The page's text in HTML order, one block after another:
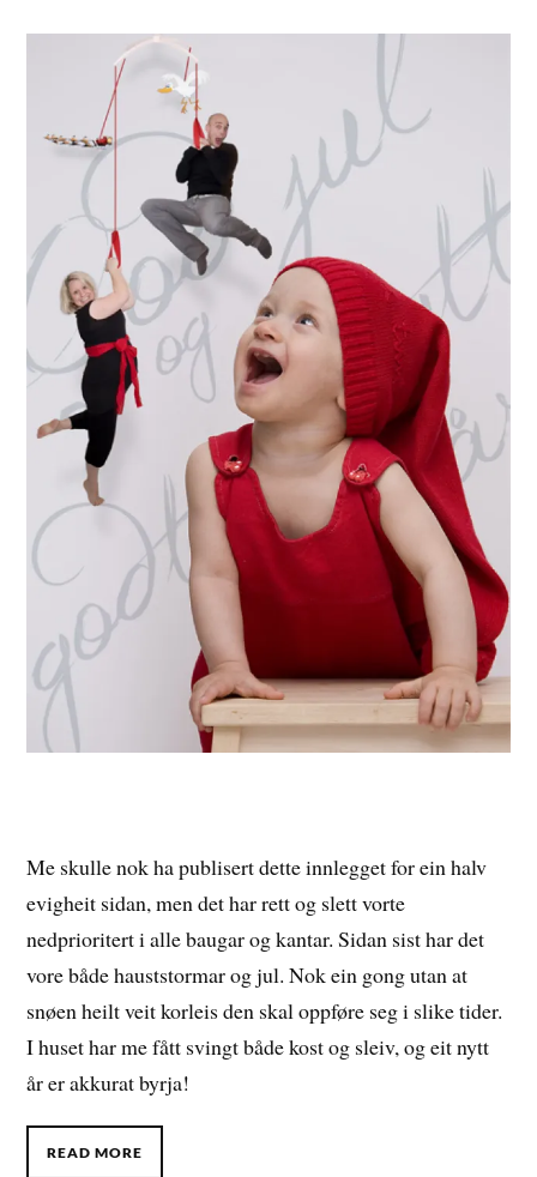
Me skulle nok ha publisert dette innlegget for ein halv
evigheit sidan, men det har rett og slett vorte
nedprioritert i alle baugar og kantar. Sidan sist har det
vore både hauststormar og jul. Nok ein gong utan at
snøen heilt veit korleis den skal oppføre seg i slike tider.
I huset har me fått svingt både kost og sleiv, og eit nytt
år er akkurat byrja!
READ MORE